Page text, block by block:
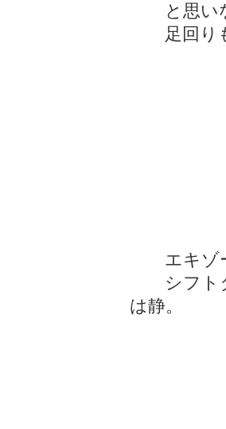
と思い
足回り
エキゾ
シフトタ
は静。